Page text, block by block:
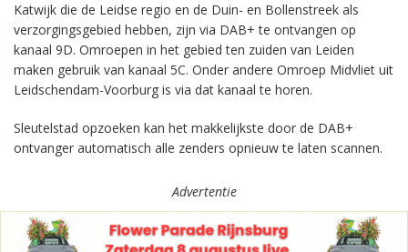
Katwijk die de Leidse regio en de Duin- en Bollenstreek als
verzorgingsgebied hebben, zijn via DAB+ te ontvangen op
kanaal 9D. Omroepen in het gebied ten zuiden van Leiden
maken gebruik van kanaal 5C. Onder andere Omroep Midvliet uit
Leidschendam-Voorburg is via dat kanaal te horen.
Sleutelstad opzoeken kan het makkelijkste door de DAB+
ontvanger automatisch alle zenders opnieuw te laten scannen.
Advertentie